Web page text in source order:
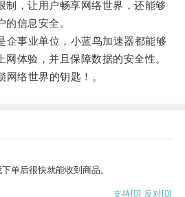
制，让用户畅享网络世界，还能够
信息安全。
事业单位，小蓝鸟加速器都能够
体验，并且保障数据的安全性。
络世界的钥匙！。
单后很快就能收到商品。
支持[0] 反对[0]